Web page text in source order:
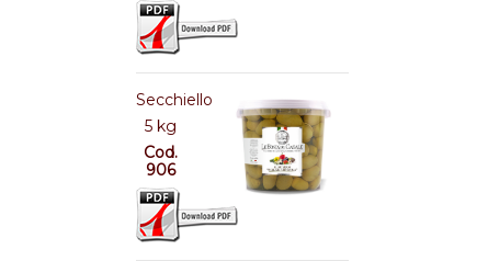
Secchiello
5 kg
Cod.
906